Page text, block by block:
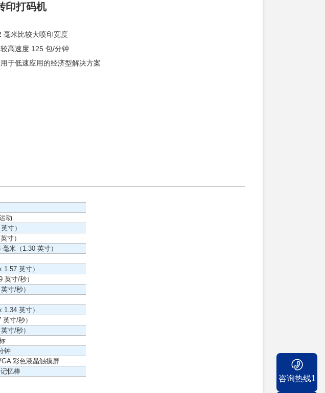
印打码机
毫米比较大喷印宽度
高速度 125 包/分钟
于低速应用的经济型解决方案
动
寸）
寸）
米（1.30 英寸）
英寸）
英寸/秒）
寸/秒）
英寸）
寸/秒）
寸/秒）
钟
彩色液晶触摸屏
忆棒
咨询热线1